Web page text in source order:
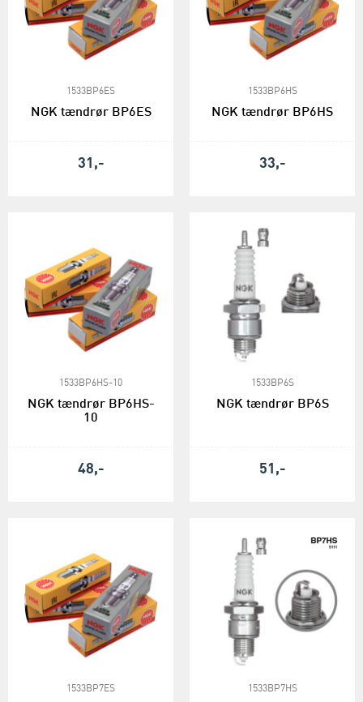
1533BP6ES
NGK tændrør BP6ES
31,-
1533BP6HS
NGK tændrør BP6HS
33,-
1533BP6HS-10
NGK tændrør BP6HS-
10
48,-
1533BP6S
NGK tændrør BP6S
51,-
1533BP7ES 1533BP7HS